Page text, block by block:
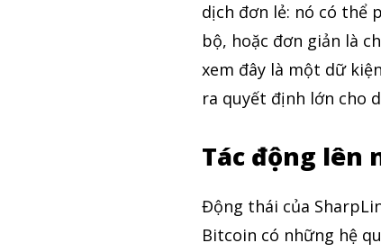
dịch đơn lẻ: nó có thể
bộ, hoặc đơn giản là
xem đây là một dữ
ra quyết định lớn cho
Tác động lên
Động thái của
Bitcoin có những hệ